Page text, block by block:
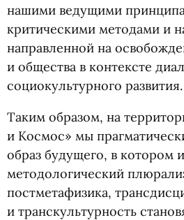
нашими ведущими
критическими методами и
направленной на
и общества в контексте
социокультурного развития.
Таким образом, на
и Космос» мы
образ будущего, в котором
методологический
постметафизика,
и транскультурность